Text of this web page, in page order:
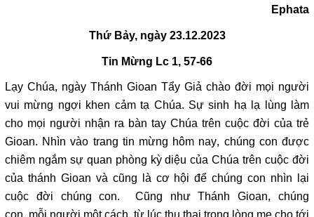
Ephata
Thứ Bảy, ngày 23.12.2023
Tin Mừng Lc 1, 57-66
Lạy Chúa, ngày Thánh Gioan Tẩy Giả chào đời mọi người
vui mừng ngợi khen cảm tạ Chúa. Sự sinh hạ lạ lùng làm
cho mọi người nhận ra bàn tay Chúa trên cuộc đời của trẻ
Gioan. Nhìn vào trang tin mừng hôm nay, chúng con được
chiêm ngắm sự quan phòng kỳ diệu của Chúa trên cuộc đời
của thánh Gioan và cũng là cơ hội để chúng con nhìn lại
cuộc đời chúng con. Cũng như Thánh Gioan, chúng